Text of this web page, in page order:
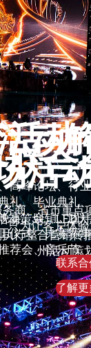
动
高峰论坛、行
礼、毕业典礼
宴、会销、团
仪式、比赛赛
荐会、音乐节
动
活
动策划、LED
行整合营销传
州活动策
了解
合
商、省市重
只为让客户体
联系